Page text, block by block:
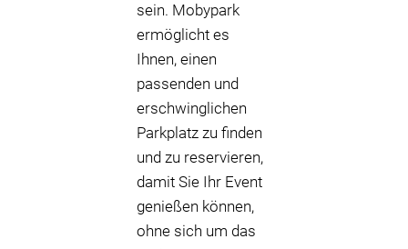
sein. Mobypark
ermöglicht es
Ihnen, einen
passenden und
erschwinglichen
Parkplatz zu finden
und zu reservieren,
damit Sie Ihr Event
genießen können,
ohne sich um das